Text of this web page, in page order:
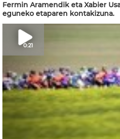
Fermin Aramendik eta Xabier
eguneko etaparen kontakizuna.
0:21